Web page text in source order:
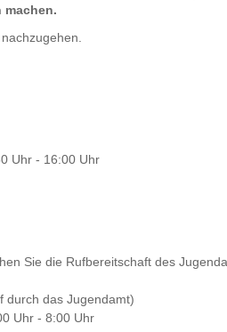
Uhr - 16:00 Uhr
Sie die Rufbereitschaft des
durch das Jugendamt)
Uhr - 8:00 Uhr